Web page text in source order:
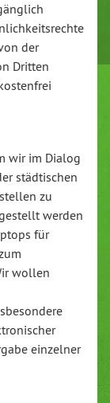
der
Dritten
wir im Dialog
städtischen
zu
werden
für
wollen
einzelner